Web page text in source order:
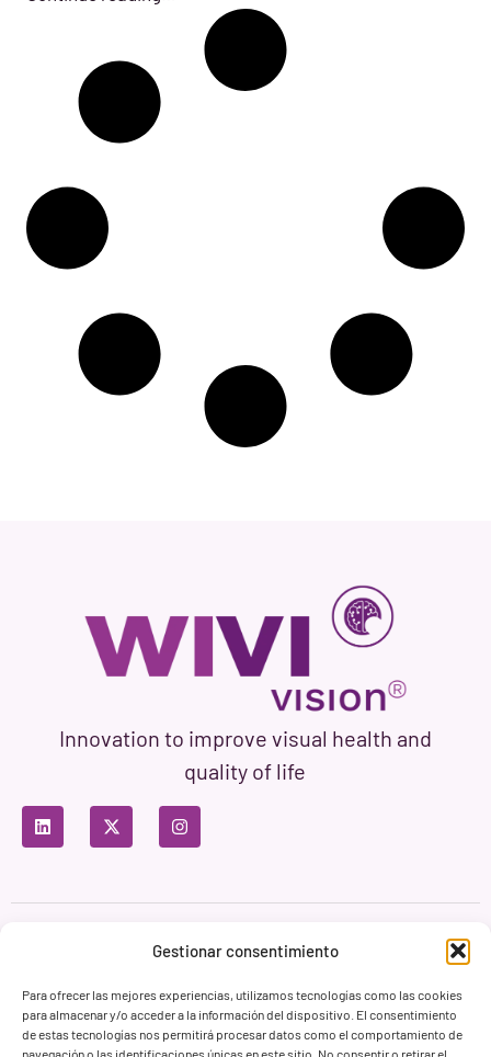
Gestionar consentimiento
Para ofrecer las mejores experiencias, utilizamos tecnologías como las cookies
para almacenar y/o acceder a la información del dispositivo. El consentimiento
de estas tecnologías nos permitirá procesar datos como el comportamiento de
navegación o las identificaciones únicas en este sitio. No consentir o retirar el
Innovation to improve visual health and
quality of life
Privacy Policy Terms of Use
Cookie Policy